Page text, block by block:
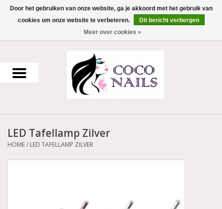
0 Artikelen - €0,00
Uv Gel
Acrylpoeder
Voorbereiding en finish
LED Tafellamp Zilver
HOME/ LED TAFELLAMP ZILVER
Door het gebruiken van onze website, ga je akkoord met het gebruik van
cookies om onze website te verbeteren.
Dit bericht verbergen
Meer over cookies »